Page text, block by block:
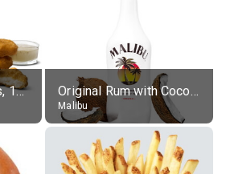
Chicken McNuggets, 10 pieces, without sauce Original Rum with Coconut Flavour (21% alc.)
Malibu